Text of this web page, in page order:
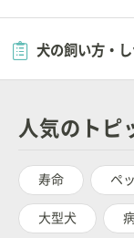
犬の飼い方・
人気のトピ
寿命 ペ
大型犬